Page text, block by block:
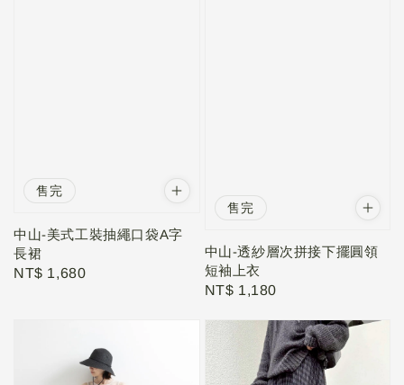
售完
中山-美式工裝抽繩口袋A字
長裙
Regular
NT$ 1,680
售完
中山-透紗層次拼接下擺圓領
短袖上衣
Regular
NT$ 1,180